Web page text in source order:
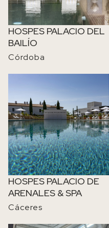
HOSPES PALACIO DEL
BAILÍO
Córdoba
IMAGE
HOSPES PALACIO DE
ARENALES & SPA
Cáceres